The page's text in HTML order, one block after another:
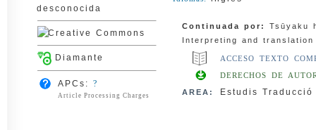
desconocida
Diamante
APCs:?
Article Processing Charges
Continuada por:
Tsūyaku
Interpreting and
ACCESO TEXTO
DERECHOS DE
AREA:
Estudis